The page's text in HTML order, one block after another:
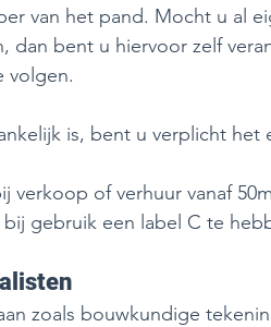
van het pand. Mocht u al
dan bent u hiervoor zelf
volgen.
is, bent u verplicht het
verkoop of verhuur vanaf
gebruik een label C te
zoals bouwkundige